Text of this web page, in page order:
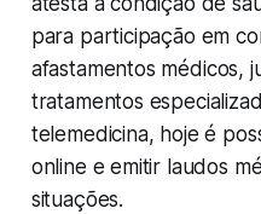
para participação em
afastamentos médicos,
tratamentos
telemedicina, hoje é
online e emitir laudos
situações.